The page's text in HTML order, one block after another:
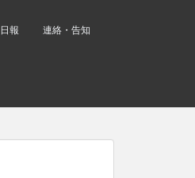
日報 連絡・告知